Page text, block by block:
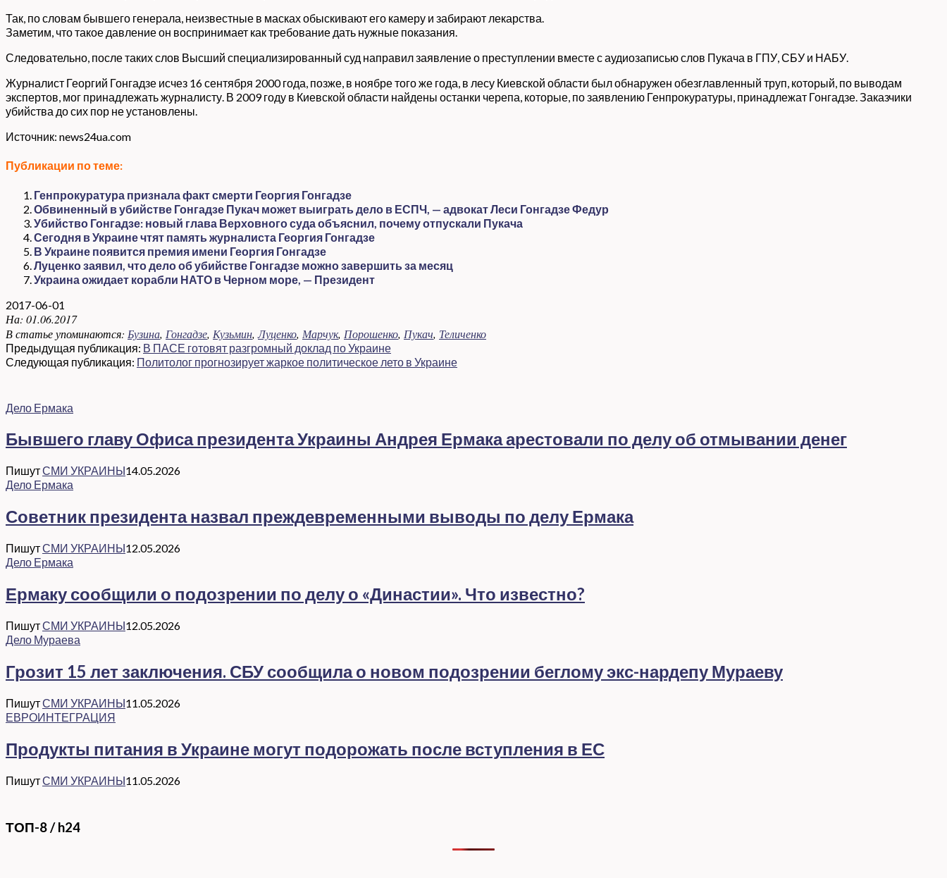
Так, по словам бывшего генерала, неизвестные в масках обыскивают его камеру и забирают лекарства.
Заметим, что такое давление он воспринимает как требование дать нужные показания.
Следовательно, после таких слов Высший специализированный суд направил заявление о преступлении вместе с аудиозаписью слов Пукача в ГПУ, СБУ и НАБУ.
Журналист Георгий Гонгадзе исчез 16 сентября 2000 года, позже, в ноябре того же года, в лесу Киевской области был обнаружен обезглавленный труп, который, по выводам
экспертов, мог принадлежать журналисту. В 2009 году в Киевской области найдены останки черепа, которые, по заявлению Генпрокуратуры, принадлежат Гонгадзе. Заказчики
убийства до сих пор не установлены.
Источник: news24ua.com
Публикации по теме:
Генпрокуратура признала факт смерти Георгия Гонгадзе
Обвиненный в убийстве Гонгадзе Пукач может выиграть дело в ЕСПЧ, — адвокат Леси Гонгадзе Федур
Убийство Гонгадзе: новый глава Верховного суда объяснил, почему отпускали Пукача
Сегодня в Украине чтят память журналиста Георгия Гонгадзе
В Украине появится премия имени Георгия Гонгадзе
Луценко заявил, что дело об убийстве Гонгадзе можно завершить за месяц
Украина ожидает корабли НАТО в Черном море, — Президент
2017-06-01
На: 01.06.2017
В статье упоминаются: Бузина, Гонгадзе, Кузьмин,Луценко, Марчук, Порошенко, Пукач, Теличенко
Предыдущая публикация: В ПАСЕ готовят разгромный доклад по Украине
Следующая публикация: Политолог прогнозирует жаркое политическое лето в Украине
Дело Ермака
Бывшего главу Офиса президента Украины Андрея Ермака арестовали по делу об отмывании денег
ПишутСМИ УКРАИНЫ14.05.2026
Дело Ермака
Советник президента назвал преждевременными выводы по делу Ермака
ПишутСМИ УКРАИНЫ12.05.2026
Дело Ермака
Ермаку сообщили о подозрении по делу о «Династии». Что известно?
ПишутСМИ УКРАИНЫ12.05.2026
Дело Мураева
Грозит 15 лет заключения. СБУ сообщила о новом подозрении беглому экс-нардепу Мураеву
ПишутСМИ УКРАИНЫ11.05.2026
ЕВРОИНТЕГРАЦИЯ
Продукты питания в Украине могут подорожать после вступления в ЕС
ПишутСМИ УКРАИНЫ11.05.2026
ТОП-8 / h24